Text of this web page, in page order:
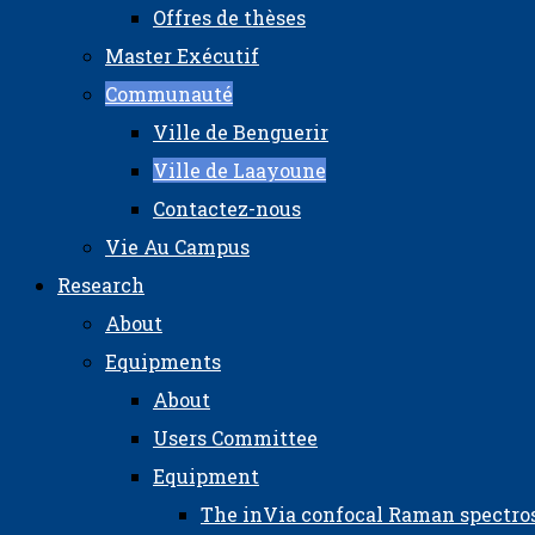
Offres de thèses
Master Exécutif
Communauté
Ville de Benguerir
Ville de Laayoune
Contactez-nous
Vie Au Campus
Research
About
Equipments
About
Users Committee
Equipment
The inVia confocal Raman